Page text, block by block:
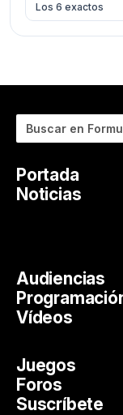
Los 6 exactos
Buscar
Portada
Noticias
Audiencias
Vídeos
Juegos
Foros
Suscríbete